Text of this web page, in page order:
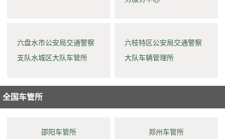
六盘水市公安局交通警察
支队水城区大队车管所
六枝特区公安局交通警察
大队车辆管理所
全国车管所
邵阳车管所 郑州车管所